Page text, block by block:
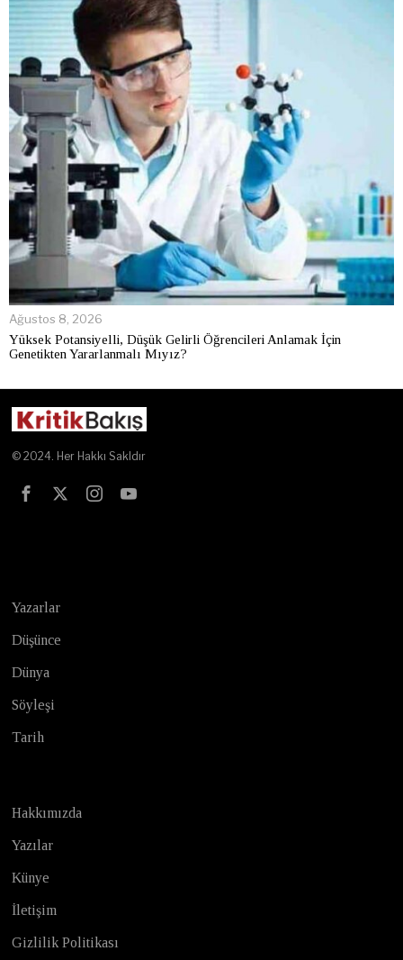
Ağustos 8, 2026
Yüksek Potansiyelli, Düşük Gelirli Öğrencileri Anlamak İçin
Genetikten Yararlanmalı Mıyız?
© 2024. Her Hakkı Sakldır
Yazarlar
Düşünce
Dünya
Söyleşi
Tarih
Hakkımızda
Yazılar
Künye
İletişim
Gizlilik Politikası